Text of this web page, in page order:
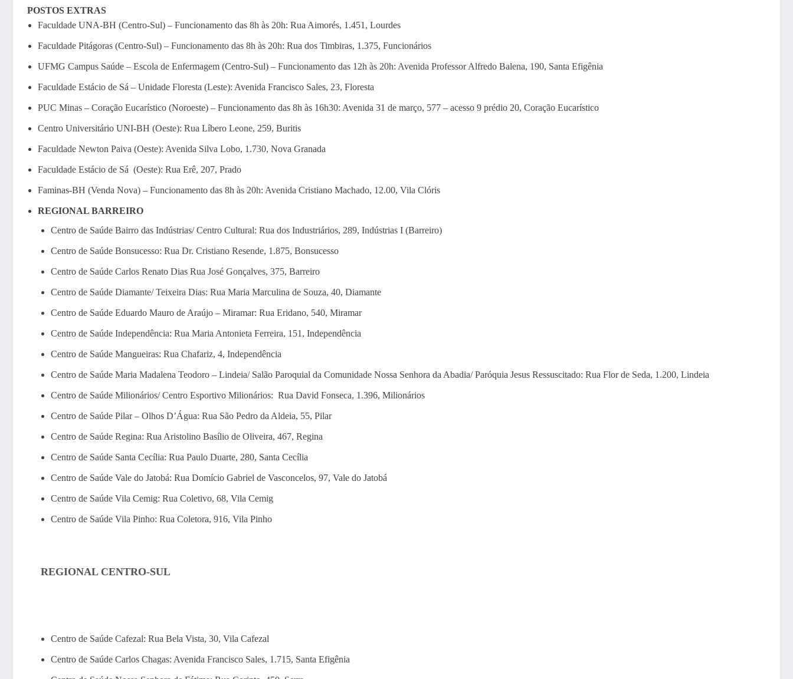
POSTOS EXTRAS
Faculdade UNA-BH (Centro-Sul) – Funcionamento das 8h às 20h: Rua Aimorés, 1.451, Lourdes
Faculdade Pitágoras (Centro-Sul) – Funcionamento das 8h às 20h: Rua dos Timbiras, 1.375, Funcionários
UFMG Campus Saúde – Escola de Enfermagem (Centro-Sul) – Funcionamento das 12h às 20h: Avenida Professor Alfredo Balena, 190, Santa Efigênia
Faculdade Estácio de Sá – Unidade Floresta (Leste): Avenida Francisco Sales, 23, Floresta
PUC Minas – Coração Eucarístico (Noroeste) – Funcionamento das 8h às 16h30: Avenida 31 de março, 577 – acesso 9 prédio 20, Coração Eucarístico
Centro Universitário UNI-BH (Oeste): Rua Líbero Leone, 259, Buritis
Faculdade Newton Paiva (Oeste): Avenida Silva Lobo, 1.730, Nova Granada
Faculdade Estácio de Sá (Oeste): Rua Erê, 207, Prado
Faminas-BH (Venda Nova) – Funcionamento das 8h às 20h: Avenida Cristiano Machado, 12.00, Vila Clóris
REGIONAL BARREIRO
Centro de Saúde Bairro das Indústrias/ Centro Cultural: Rua dos Industriários, 289, Indústrias I (Barreiro)
Centro de Saúde Bonsucesso: Rua Dr. Cristiano Resende, 1.875, Bonsucesso
Centro de Saúde Carlos Renato Dias Rua José Gonçalves, 375, Barreiro
Centro de Saúde Diamante/ Teixeira Dias: Rua Maria Marculina de Souza, 40, Diamante
Centro de Saúde Eduardo Mauro de Araújo – Miramar: Rua Eridano, 540, Miramar
Centro de Saúde Independência: Rua Maria Antonieta Ferreira, 151, Independência
Centro de Saúde Mangueiras: Rua Chafariz, 4, Independência
Centro de Saúde Maria Madalena Teodoro – Lindeia/ Salão Paroquial da Comunidade Nossa Senhora da Abadia/ Paróquia Jesus Ressuscitado: Rua Flor de Seda, 1.200, Lindeia
Centro de Saúde Milionários/ Centro Esportivo Milionários: Rua David Fonseca, 1.396, Milionários
Centro de Saúde Pilar – Olhos D’Água: Rua São Pedro da Aldeia, 55, Pilar
Centro de Saúde Regina: Rua Aristolino Basílio de Oliveira, 467, Regina
Centro de Saúde Santa Cecília: Rua Paulo Duarte, 280, Santa Cecília
Centro de Saúde Vale do Jatobá: Rua Domício Gabriel de Vasconcelos, 97, Vale do Jatobá
Centro de Saúde Vila Cemig: Rua Coletivo, 68, Vila Cemig
Centro de Saúde Vila Pinho: Rua Coletora, 916, Vila Pinho
REGIONAL CENTRO-SUL
Centro de Saúde Cafezal: Rua Bela Vista, 30, Vila Cafezal
Centro de Saúde Carlos Chagas: Avenida Francisco Sales, 1.715, Santa Efigênia